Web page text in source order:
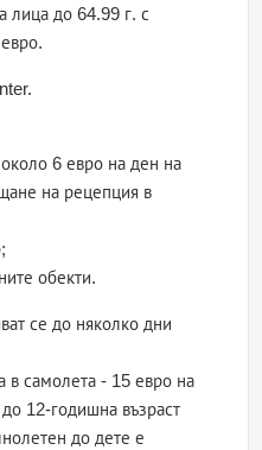
лица до 64.99 г. с
около 6 евро на ден на
на рецепция в
обекти.
се до няколко дни
в самолета - 15 евро на
12-годишна възраст
до дете е